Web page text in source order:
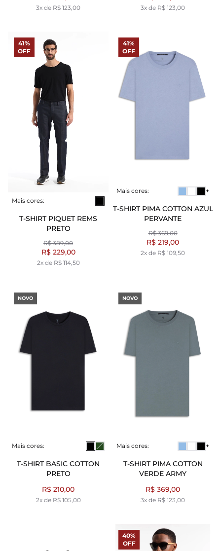
3x de R$ 123,00 3x de R$ 123,00
Mais cores:
T-SHIRT PIQUET REMS
PRETO
R$ 389,00
R$ 229,00
2x de R$ 114,50
41%
OFF
Mais cores: +
T-SHIRT PIMA COTTON AZUL
PERVANTE
R$ 369,00
R$ 219,00
2x de R$ 109,50
41%
OFF
Mais cores:
T-SHIRT BASIC COTTON
PRETO
R$ 210,00
2x de R$ 105,00
NOVO
Mais cores: +
T-SHIRT PIMA COTTON
VERDE ARMY
R$ 369,00
3x de R$ 123,00
NOVO
40%
OFF